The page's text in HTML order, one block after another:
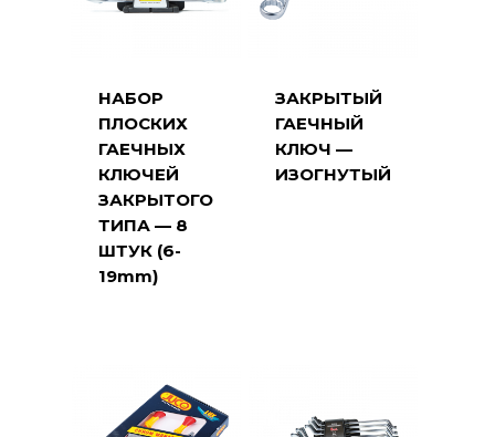
НАБОР
ПЛОСКИХ
ГАЕЧНЫХ
КЛЮЧЕЙ
ЗАКРЫТОГО
ТИПА — 8
ШТУК (6-
19mm)
ЗАКРЫТЫЙ
ГАЕЧНЫЙ
КЛЮЧ —
ИЗОГНУТЫЙ